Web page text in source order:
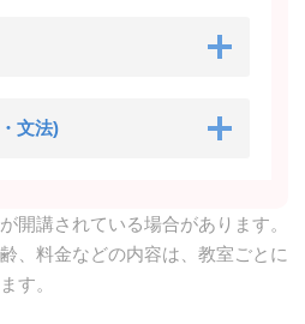
文法)
開講されている場合があります。
、料金などの内容は、教室ごとに
す。